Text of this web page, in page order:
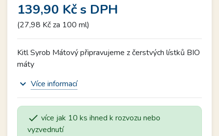
139,90 Kčs DPH
(27,98 Kč za 100 ml)
Kitl Syrob Mátový připravujeme z čerstvých lístků BIO
máty
expand_more Více informací
 více jak 10 ks ihned k rozvozu nebo
vyzvednutí